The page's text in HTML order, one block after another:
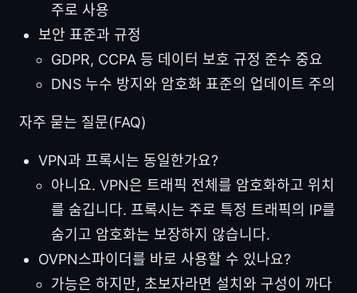
주로 사용
보안 표준과 규정
GDPR, CCPA 등 데이터 보호 규정 준수 중요
DNS 누수 방지와 암호화 표준의 업데이트 주의
자주 묻는 질문(FAQ)
VPN과 프록시는 동일한가요?
아니요. VPN은 트래픽 전체를 암호화하고 위치
를 숨깁니다. 프록시는 주로 특정 트래픽의 IP를
숨기고 암호화는 보장하지 않습니다.
OVPN스파이더를 바로 사용할 수 있나요?
가능은 하지만, 초보자라면 설치와 구성이 까다